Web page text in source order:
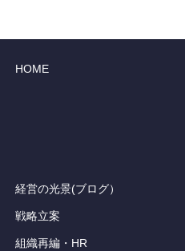
HOME
経営の光景(ブログ）
戦略立案
組織再編・HR